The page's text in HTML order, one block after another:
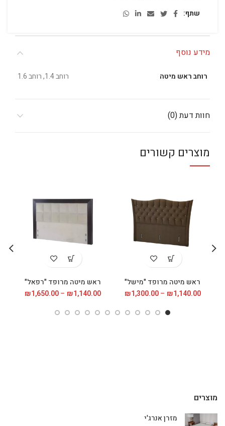
שתף
מידע נוסף
רוחב ראש מיטה רוחב 1.4, רוחב 1.6
חוות דעת (0)
מוצרים קשורים
ראש מיטה מרופד "מישל"
₪1,140.00
–
₪1,300.00
ראש מיטה מרופד "רפאל"
₪1,140.00
–
₪1,650.00
מוצרים
מזרן אנרג'י